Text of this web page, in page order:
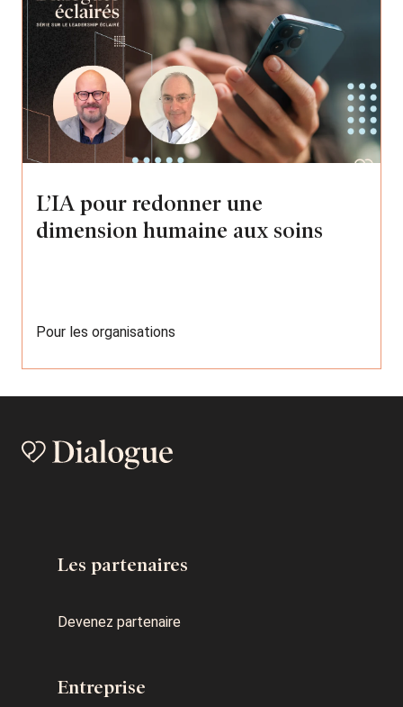
L’IA pour redonner une
dimension humaine aux soins
Pour les organisations
Les partenaires
Devenez partenaire
Entreprise